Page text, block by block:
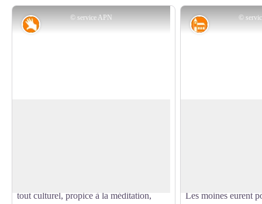
© service APN
Savoir-faire
tout culturel, propice à la méditation,
©
Patrimoine
Les moines eurent